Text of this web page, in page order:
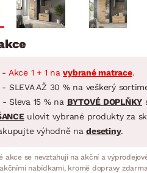
- Akce 1 + 1 navybrané matrace.
- SLEVA AŽ 30 % na veškerý
Sleva 15 % na BYTOVÉ DOPLŇKY
ulovit vybrané produkty za
výhodně nadesetiny.
akce se nevztahují na akční a
nabídkami, kromě dopravy